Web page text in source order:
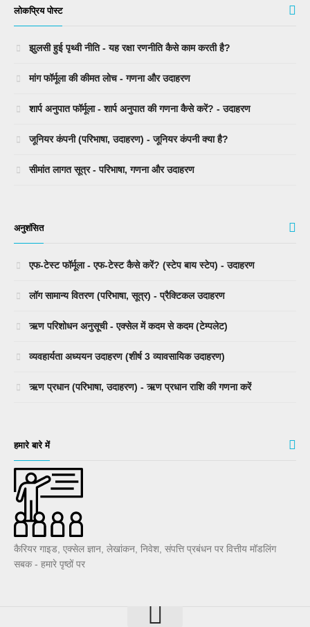
लोकप्रिय पोस्ट
झुलसी हुई पृथ्वी नीति - यह रक्षा रणनीति कैसे काम करती है?
मांग फॉर्मूला की कीमत लोच - गणना और उदाहरण
शार्प अनुपात फॉर्मूला - शार्प अनुपात की गणना कैसे करें? - उदाहरण
जूनियर कंपनी (परिभाषा, उदाहरण) - जूनियर कंपनी क्या है?
सीमांत लागत सूत्र - परिभाषा, गणना और उदाहरण
अनुशंसित
एफ-टेस्ट फॉर्मूला - एफ-टेस्ट कैसे करें? (स्टेप बाय स्टेप) - उदाहरण
लॉग सामान्य वितरण (परिभाषा, सूत्र) - प्रैक्टिकल उदाहरण
ऋण परिशोधन अनुसूची - एक्सेल में कदम से कदम (टेम्पलेट)
व्यवहार्यता अध्ययन उदाहरण (शीर्ष 3 व्यावसायिक उदाहरण)
ऋण प्रधान (परिभाषा, उदाहरण) - ऋण प्रधान राशि की गणना करें
हमारे बारे में
कैरियर गाइड, एक्सेल ज्ञान, लेखांकन, निवेश, संपत्ति प्रबंधन पर वित्तीय मॉडलिंग
सबक - हमारे पृष्ठों पर